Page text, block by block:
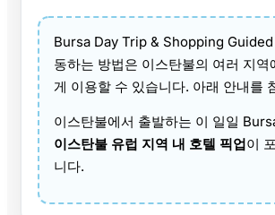
Bursa Day Trip & Shopping
동하는 방법은 이스탄불의 여러 지역
게 이용할 수 있습니다. 아래 안내를
이스탄불에서 출발하는 이 일일
이스탄불 유럽 지역 내 호텔 픽업이
니다.